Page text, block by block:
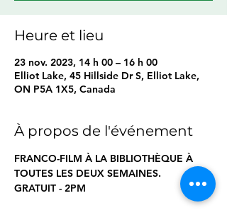
Heure et lieu
23 nov. 2023, 14 h 00 – 16 h 00
Elliot Lake, 45 Hillside Dr S, Elliot Lake,
ON P5A 1X5, Canada
À propos de l'événement
FRANCO-FILM À LA BIBLIOTHÈQUE À
TOUTES LES DEUX SEMAINES.
GRATUIT - 2PM